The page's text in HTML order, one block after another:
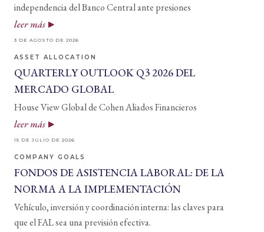
independencia del Banco Central ante presiones
leer más
3 DE AGOSTO DE 2026
ASSET ALLOCATION
QUARTERLY OUTLOOK Q3 2026 DEL
MERCADO GLOBAL
House View Global de Cohen Aliados Financieros
leer más
15 DE JULIO DE 2026
COMPANY GOALS
FONDOS DE ASISTENCIA LABORAL: DE LA
NORMA A LA IMPLEMENTACIÓN
Vehículo, inversión y coordinación interna: las claves para
que el FAL sea una previsión efectiva.